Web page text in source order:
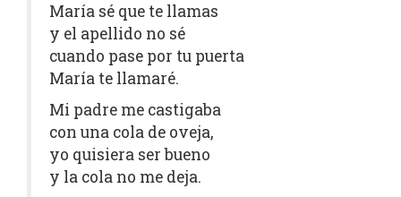
María sé que te llamas
y el apellido no sé
cuando pase por tu puerta
María te llamaré.
Mi padre me castigaba
con una cola de oveja,
yo quisiera ser bueno
y la cola no me deja.